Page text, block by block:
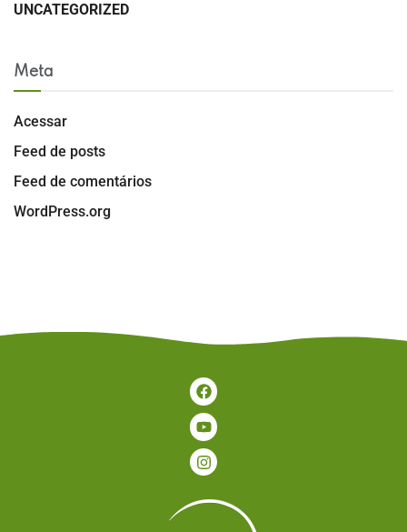
UNCATEGORIZED
Meta
Acessar
Feed de posts
Feed de comentários
WordPress.org